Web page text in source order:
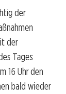
der
der
Tages
16 Uhr den
bald wieder